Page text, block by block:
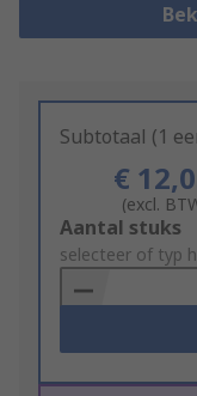
Subtotaal (1
€
(excl.
Add
to
Basket
Aantal stuks
selecteer of typ